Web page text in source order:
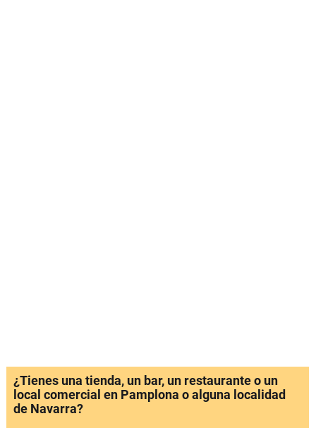
¿Tienes una tienda, un bar, un restaurante o un
local comercial en Pamplona o alguna localidad
de Navarra?